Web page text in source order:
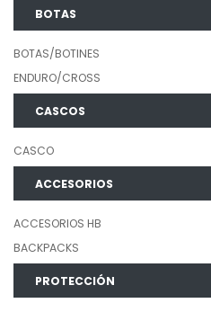
BOTAS
BOTAS/BOTINES
ENDURO/CROSS
CASCOS
CASCO
ACCESORIOS
ACCESORIOS HB
BACKPACKS
PROTECCIÓN